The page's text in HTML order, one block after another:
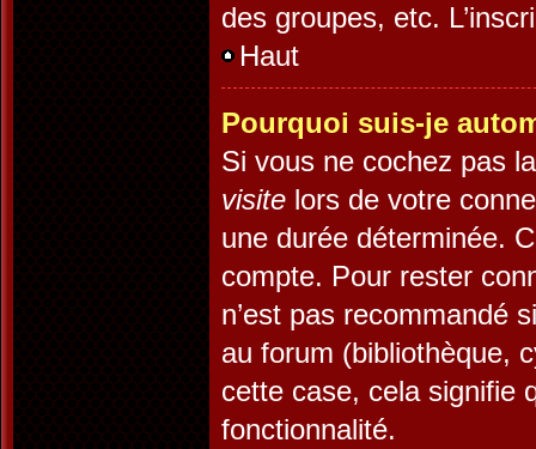
des groupes, etc.
Haut
Pourquoi suis-je
Si vous ne cochez pas
visite lors de votre
une durée déterminée.
compte. Pour rester
n’est pas recommandé
au forum (bibliothèque,
cette case, cela signifie
fonctionnalité.